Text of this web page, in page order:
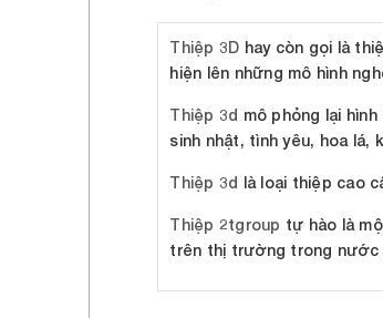
Thiệp 3D hay còn gọi là
hiện lên những mô hình
Thiệp 3d mô phỏng lại
sinh nhật, tình yêu, hoa lá,
Thiệp 3d là loại thiệp cao
Thiệp 2tgroup tự hào là
trên thị trường trong nước